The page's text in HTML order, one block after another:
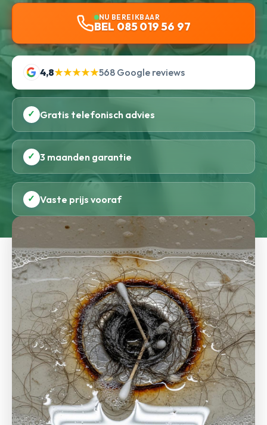
NU BEREIKBAAR
BEL 085 019 56 97
4,8★★★★★568 Google reviews
✓ Gratis telefonisch advies
✓ 3 maanden garantie
✓ Vaste prijs vooraf